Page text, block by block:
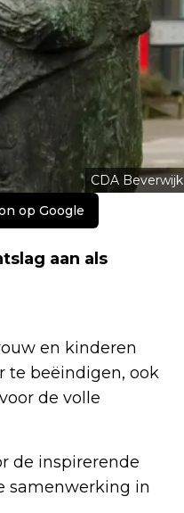
CDA Beverwijk
op Google
aan als
en kinderen
te beëindigen, ook
de volle
de inspirerende
samenwerking in